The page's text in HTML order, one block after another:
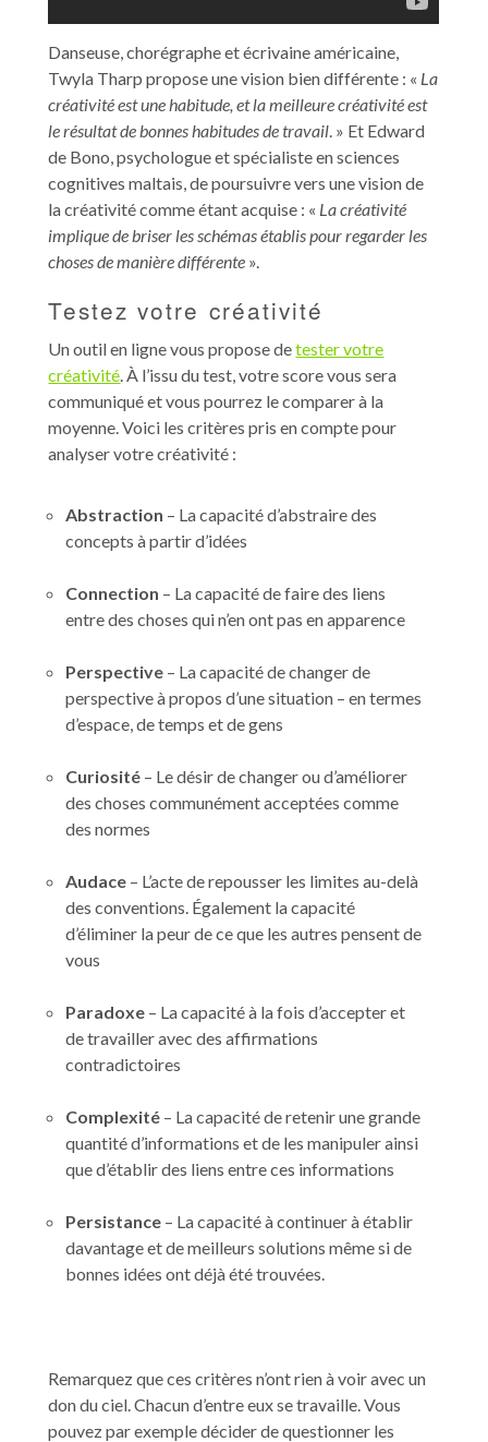
Danseuse, chorégraphe et écrivaine américaine,
Twyla Tharp propose une vision bien différente : « La
créativité est une habitude, et la meilleure créativité est
le résultat de bonnes habitudes de travail . » Et Edward
de Bono, psychologue et spécialiste en sciences
cognitives maltais, de poursuivre vers une vision de
la créativité comme étant acquise : « La créativité
implique de briser les schémas établis pour regarder les
choses de manière différente ».
Testez votre créativité
Un outil en ligne vous propose detester votre
créativité . À l’issu du test, votre score vous sera
communiqué et vous pourrez le comparer à la
moyenne. Voici les critères pris en compte pour
analyser votre créativité :
Abstraction – La capacité d’abstraire des
concepts à partir d’idées
Connection – La capacité de faire des liens
entre des choses qui n’en ont pas en apparence
Perspective – La capacité de changer de
perspective à propos d’une situation – en termes
d’espace, de temps et de gens
Curiosité – Le désir de changer ou d’améliorer
des choses communément acceptées comme
des normes
Audace – L’acte de repousser les limites au-delà
des conventions. Également la capacité
d’éliminer la peur de ce que les autres pensent de
vous
Paradoxe – La capacité à la fois d’accepter et
de travailler avec des affirmations
contradictoires
Complexité – La capacité de retenir une grande
quantité d’informations et de les manipuler ainsi
que d’établir des liens entre ces informations
Persistance – La capacité à continuer à établir
davantage et de meilleurs solutions même si de
bonnes idées ont déjà été trouvées.
Remarquez que ces critères n’ont rien à voir avec un
don du ciel. Chacun d’entre eux se travaille. Vous
pouvez par exemple décider de questionner les